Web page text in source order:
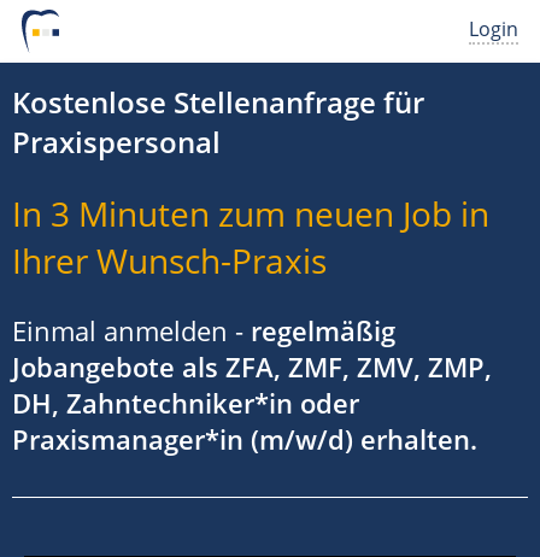
Login
Kostenlose Stellenanfrage für
Praxispersonal
In 3 Minuten zum neuen Job in
Ihrer Wunsch-Praxis
Einmal anmelden - regelmäßig
Jobangebote als ZFA, ZMF, ZMV, ZMP,
DH, Zahntechniker*in oder
Praxismanager*in (m/w/d) erhalten.